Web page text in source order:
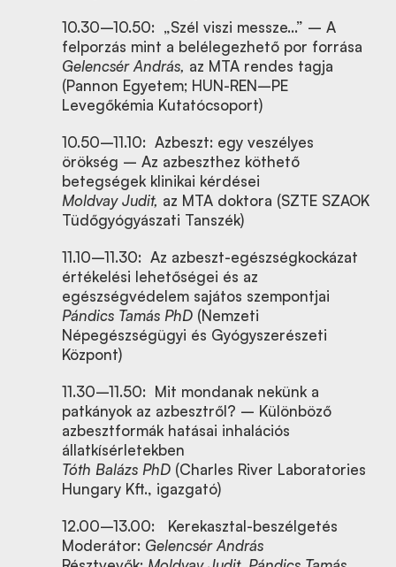
10.30–10.50: „Szél viszi messze…” – A
felporzás mint a belélegezhető por forrása
Gelencsér András, az MTA rendes tagja
(Pannon Egyetem; HUN-REN–PE
Levegőkémia Kutatócsoport)
10.50–11.10: Azbeszt: egy veszélyes
örökség – Az azbeszthez köthető
betegségek klinikai kérdései
Moldvay Judit, az MTA doktora (SZTE SZAOK
Tüdőgyógyászati Tanszék)
11.10–11.30: Az azbeszt-egészségkockázat
értékelési lehetőségei és az
egészségvédelem sajátos szempontjai
Pándics Tamás PhD (Nemzeti
Népegészségügyi és Gyógyszerészeti
Központ)
11.30–11.50: Mit mondanak nekünk a
patkányok az azbesztről? – Különböző
azbesztformák hatásai inhalációs
állatkísérletekben
Tóth Balázs PhD (Charles River Laboratories
Hungary Kft., igazgató)
12.00–13.00: Kerekasztal-beszélgetés
Moderátor: Gelencsér András